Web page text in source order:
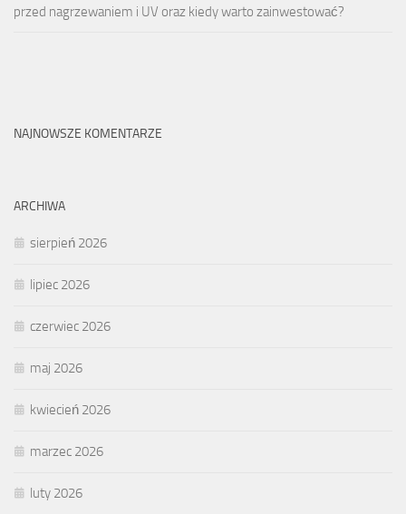
przed nagrzewaniem i UV oraz kiedy warto zainwestować?
NAJNOWSZE KOMENTARZE
ARCHIWA
sierpień 2026
lipiec 2026
czerwiec 2026
maj 2026
kwiecień 2026
marzec 2026
luty 2026